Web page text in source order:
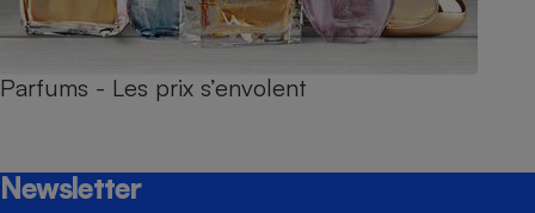
Parfums - Les prix s’envolent
Newsletter